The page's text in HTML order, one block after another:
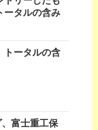
ータルの含み
トータルの含
富士重工保